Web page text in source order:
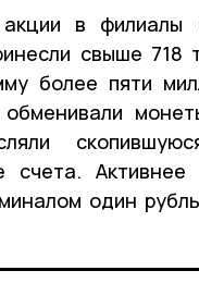
в филиалы
свыше 718
более пяти
обменивали
счета.
один